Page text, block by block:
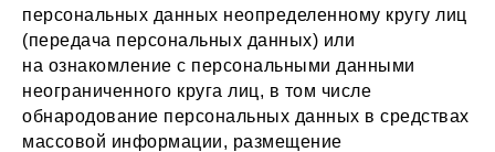
персональных данных неопределенному кругу лиц
(передача персональных данных) или
на ознакомление с персональными данными
неограниченного круга лиц, в том числе
обнародование персональных данных в средствах
массовой информации, размещение